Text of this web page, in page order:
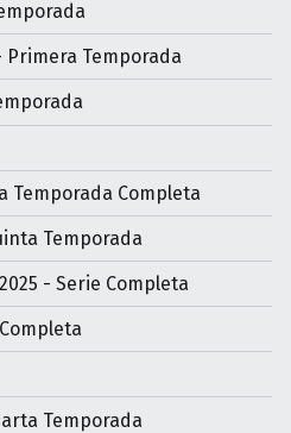
Temporada
Temporada Completa
Temporada
- Serie Completa
Temporada